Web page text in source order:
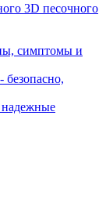
3D песочного
симптомы и